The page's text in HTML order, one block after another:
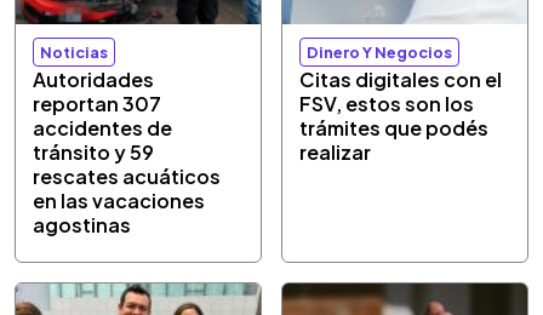
Noticias
Autoridades
reportan 307
accidentes de
tránsito y 59
rescates acuáticos
en las vacaciones
agostinas
Dinero Y Negocios
Citas digitales con el
FSV, estos son los
trámites que podés
realizar